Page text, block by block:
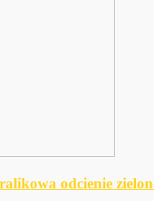
odcienie